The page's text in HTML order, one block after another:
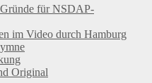
für NSDAP-
im Video durch Hamburg
Original